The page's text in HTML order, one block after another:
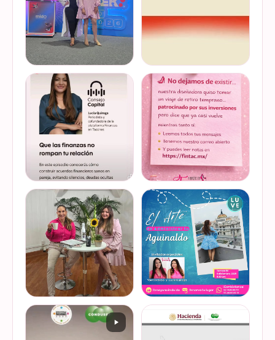
Felices de haber sido
invitadas, por cuarto año
consecutivo, a participar en
la Global Money Week, una
iniciativa que impulsa la
educación f…
VER EN
INSTAGRAM
Del 17 al 22 de marzo se
lleva a cabo la Global
Money Week 2026 (Semana
Mundial del Dinero).
Finanzas en Tacones
somos parte de esta
Jornada…
VER EN
INSTAGRAM
@lucyquiroga tuvo la
oportunidad de conversar
con la gran Ilana Sod, en el
#podcast Consejo Capital
de @scotiabankmx Gracias
por la invitac…
VER EN
INSTAGRAM
Prometemos que no
desaparecimos… solo
estamos reorganizando
todo (y esperando a que el
diseñador vuelva del retiro
😅). No estamos publicand…
VER EN
INSTAGRAM
De cuando te toca ser la
entrevistada. Un placer
platicar con Esther Luiselli
mejor forma de gestionar
ese dinero extra de fin de